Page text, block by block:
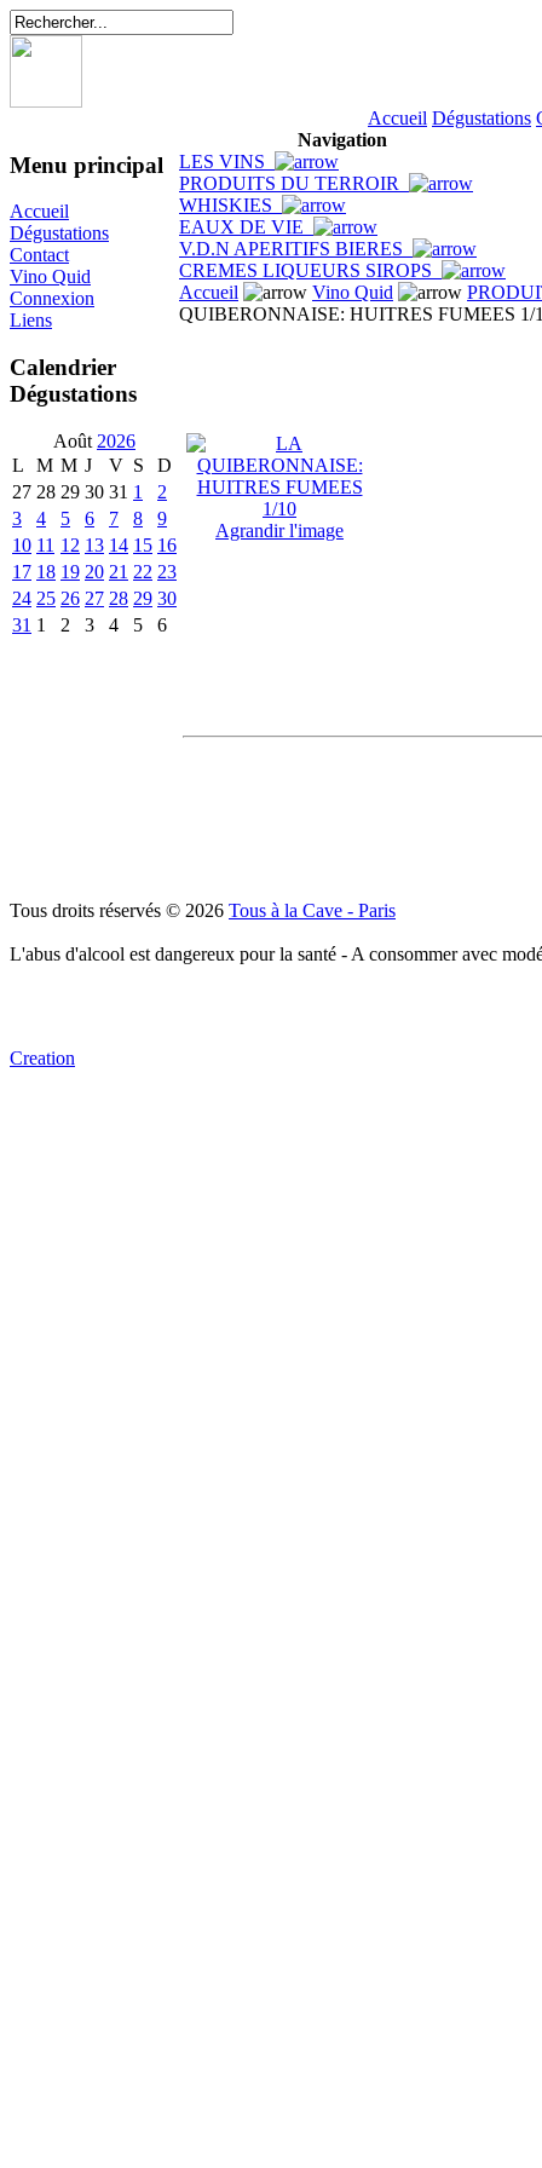
Accueil Dégustations
Menu principal
Accueil
Dégustations
Contact
Vino Quid
Connexion
Liens
Calendrier
Dégustations
Août 2026
L
M M J V S
D
27 28 29 30 31 1
2
3
4 5 6 7 8
9
10 11 12 13 14 15 16
17 18 19 20 21 22 23
24 25 26 27 28 29 30
31 1 2 3 4 5 6
Navigation
LES VINS
PRODUITS DU TERROIR
WHISKIES
EAUX DE VIE
V.D.N APERITIFS BIERES
CREMES LIQUEURS SIROPS
Accueil
Vino Quid
QUIBERONNAISE: HUITRES FUMEES 1/
Agrandir l'image
Tous droits réservés © 2026 Tous à la Cave - Paris
L'abus d'alcool est dangereux pour la santé - A consommer avec
Creation